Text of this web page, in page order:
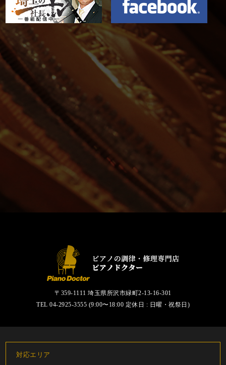
〒359-1111 埼玉県所沢市緑町2-13-16-301
TEL 04-2925-3555 (9:00〜18:00 定休日 : 日曜・祝祭日)
対応エリア